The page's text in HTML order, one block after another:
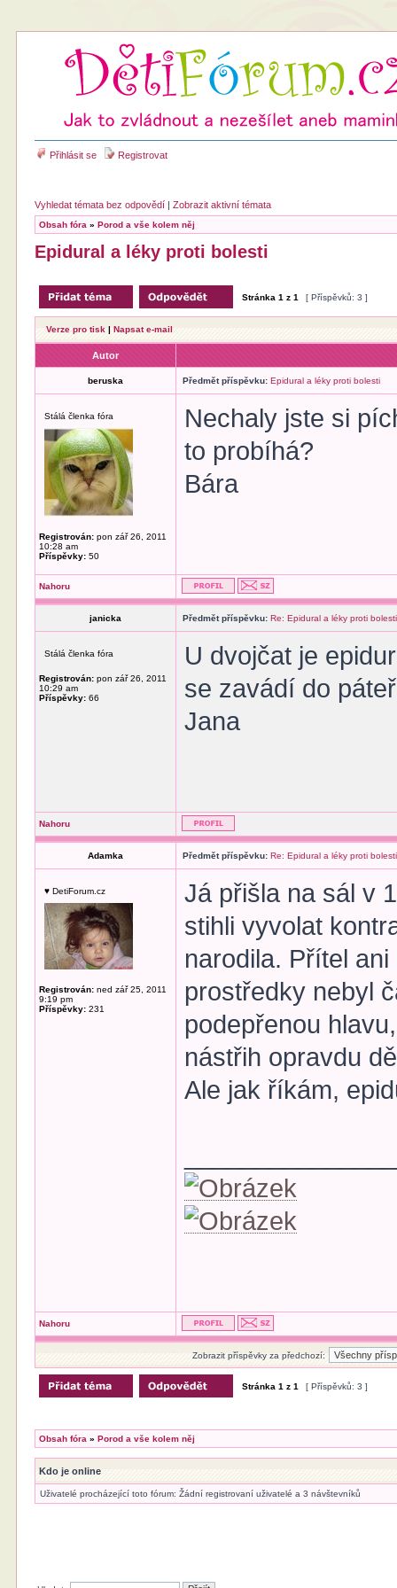
Přihlásit se Registrovat
Vyhledat témata bez odpovědí |Zobrazit aktivní témata
Obsah fóra »Porod a vše kolem něj
Epidural a léky proti bolesti
Stránka1 z1 [ Příspěvků: 3 ]
Verze pro tisk |Napsat e-mail
Autor
beruska Předmět příspěvku: Epidural a léky proti bolesti
Stálá členka fóra
Registrován: pon zář 26, 2011
10:28 am
Příspěvky: 50
Nechaly jste si
to probíhá?
Bára
Nahoru
janicka Předmět příspěvku: Re: Epidural a léky proti bolesti
Stálá členka fóra
Registrován: pon zář 26, 2011
10:29 am
Příspěvky: 66
U dvojčat je
se zavádí do
Jana
Nahoru
Adamka Předmět příspěvku: Re: Epidural a léky proti bolesti
♥ DetiForum.cz
Registrován: ned zář 25, 2011
9:19 pm
Příspěvky: 231
Já přišla na sál v
stihli vyvolat
narodila. Přítel
prostředky nebyl
podepřenou
nástřih opravdu
Ale jak říkám,
Nahoru
Zobrazit příspěvky za předchozí:
Stránka1 z1 [ Příspěvků: 3 ]
Obsah fóra »Porod a vše kolem něj
Kdo je online
Uživatelé procházející toto fórum: Žádní registrovaní uživatelé a 3 návštevníků